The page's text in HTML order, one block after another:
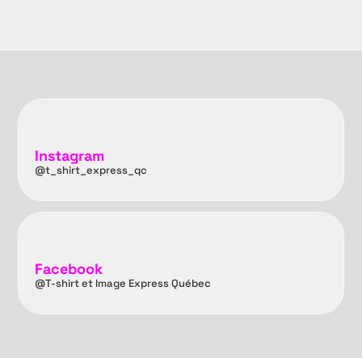
Instagram
@t_shirt_express_qc
Facebook
@T-shirt et Image Express Québec